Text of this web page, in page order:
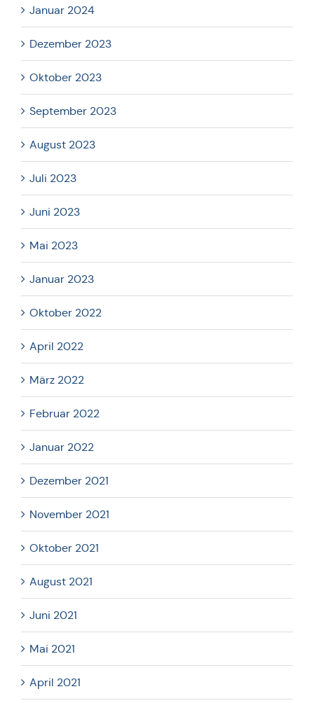
Januar 2024
Dezember 2023
Oktober 2023
September 2023
August 2023
Juli 2023
Juni 2023
Mai 2023
Januar 2023
Oktober 2022
April 2022
März 2022
Februar 2022
Januar 2022
Dezember 2021
November 2021
Oktober 2021
August 2021
Juni 2021
Mai 2021
April 2021